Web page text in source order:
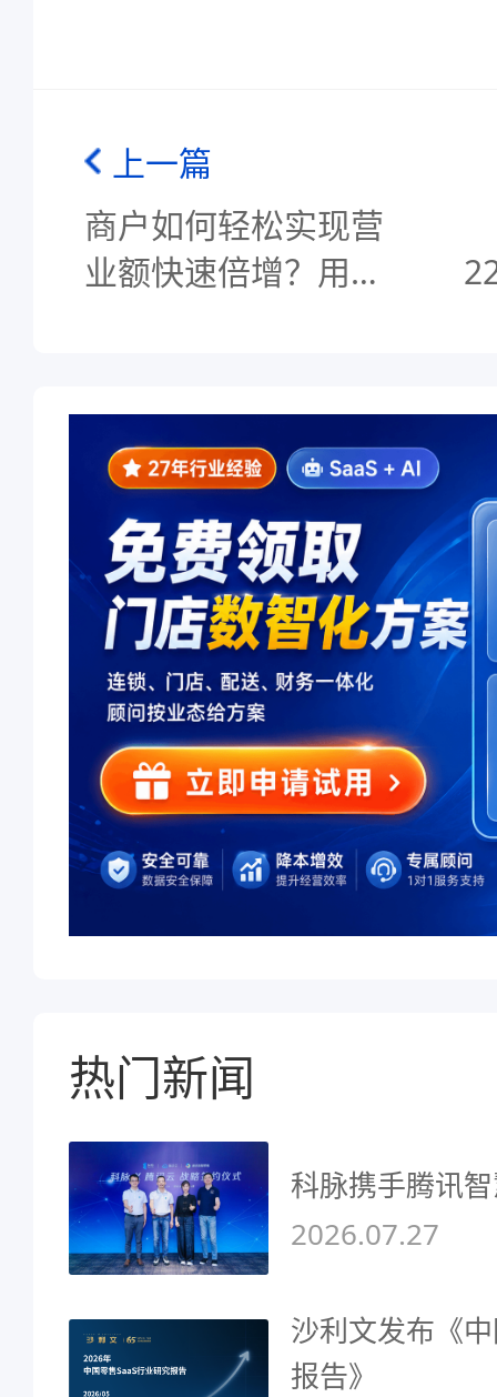
上一篇
商户如何轻松实现营
业额快速倍增？用科
热门新闻
科脉携手腾讯
2026.07.27
沙利文发布《
报告》